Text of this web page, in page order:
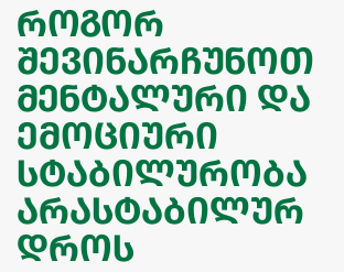
როგორ
შევინარჩუნოთ
მენტალური და
ემოციური
სტაბილურობა
არასტაბილურ
დროს